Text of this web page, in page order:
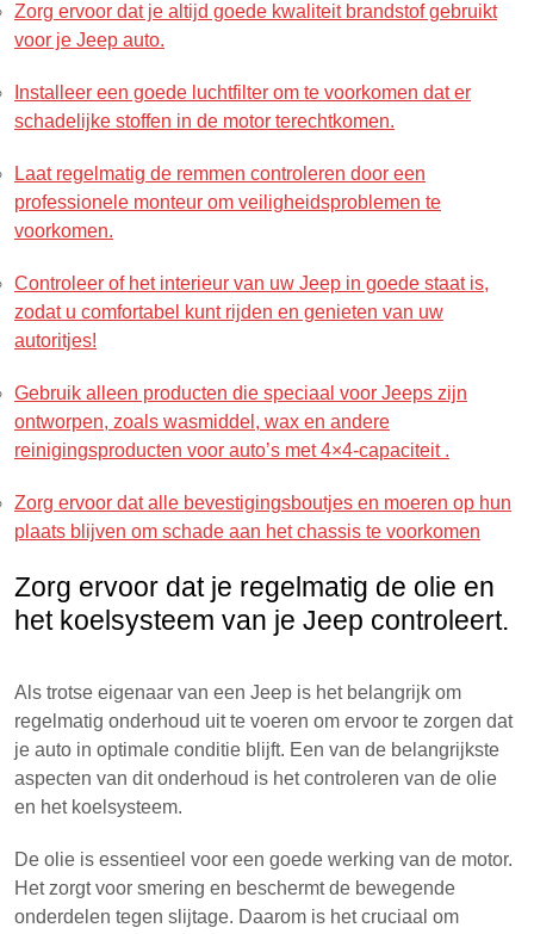
Zorg ervoor dat je altijd goede kwaliteit brandstof gebruikt
voor je Jeep auto.
Installeer een goede luchtfilter om te voorkomen dat er
schadelijke stoffen in de motor terechtkomen.
Laat regelmatig de remmen controleren door een
professionele monteur om veiligheidsproblemen te
voorkomen.
Controleer of het interieur van uw Jeep in goede staat is,
zodat u comfortabel kunt rijden en genieten van uw
autoritjes!
Gebruik alleen producten die speciaal voor Jeeps zijn
ontworpen, zoals wasmiddel, wax en andere
reinigingsproducten voor auto’s met 4×4-capaciteit .
Zorg ervoor dat alle bevestigingsboutjes en moeren op hun
plaats blijven om schade aan het chassis te voorkomen
Zorg ervoor dat je regelmatig de olie en
het koelsysteem van je Jeep controleert.
Als trotse eigenaar van een Jeep is het belangrijk om
regelmatig onderhoud uit te voeren om ervoor te zorgen dat
je auto in optimale conditie blijft. Een van de belangrijkste
aspecten van dit onderhoud is het controleren van de olie
en het koelsysteem.
De olie is essentieel voor een goede werking van de motor.
Het zorgt voor smering en beschermt de bewegende
onderdelen tegen slijtage. Daarom is het cruciaal om